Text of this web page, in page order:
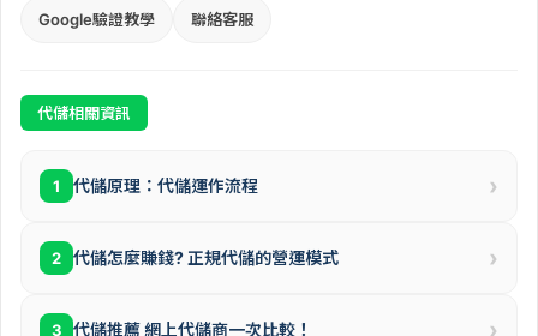
Google驗證教學 聯絡客服
代儲相關資訊
1 代儲原理：代儲運作流程 ›
2 代儲怎麼賺錢? 正規代儲的營運模式 ›
3 代儲推薦 網上代儲商一次比較！ ›